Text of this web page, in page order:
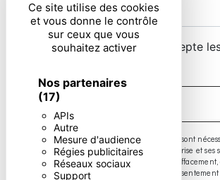
Ce site utilise des cookies
et vous donne le contrôle
sur ceux que vous
souhaitez activer
Nos partenaires
(17)
APIs
Autre
Mesure d'audience
Régies publicitaires
Réseaux sociaux
Support
En cochant cette case, j'accepte
** Les données personnelles communiquées sont
vous contacter. Elles sont destinées à l'entreprise et ses
disposez de droits d’accès, de rectification,
limitation, d’opposition, de retrait de votre